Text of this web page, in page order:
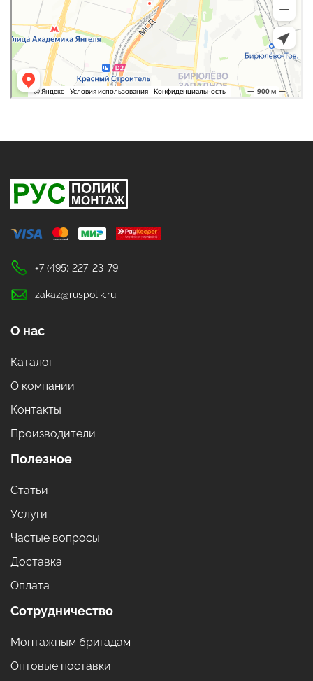
+7 (495) 227-23-79
zakaz@ruspolik.ru
О нас
Каталог
О компании
Контакты
Производители
Полезное
Статьи
Услуги
Частые вопросы
Доставка
Оплата
Сотрудничество
Монтажным бригадам
Оптовые поставки